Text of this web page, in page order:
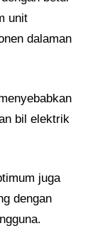
unit
dalaman
bil elektrik
juga
dengan